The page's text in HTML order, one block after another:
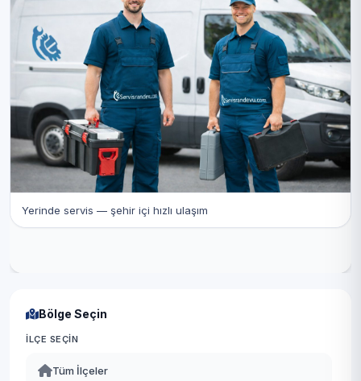
Yerinde servis — şehir içi hızlı ulaşım
Bölge Seçin
İLÇE SEÇIN
Tüm İlçeler